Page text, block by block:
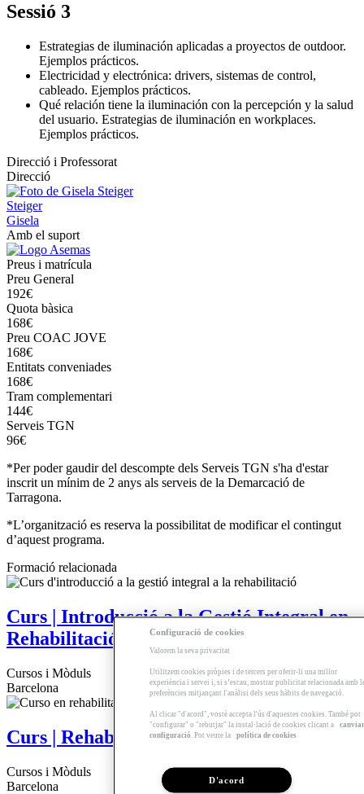
Sessió 3
Estrategias de iluminación aplicadas a proyectos de outdoor.
Ejemplos prácticos.
Electricidad y electrónica: drivers, sistemas de control,
cableado. Ejemplos prácticos.
Qué relación tiene la iluminación con la percepción y la salud
del usuario. Estrategias de iluminación en workplaces.
Ejemplos prácticos.
Direcció i Professorat
Direcció
Steiger
Gisela
Amb el suport
Preus i matrícula
Preu General
192€
Quota bàsica
168€
Preu COAC JOVE
168€
Entitats conveniades
168€
Tram complementari
144€
Serveis TGN
96€
*Per poder gaudir del descompte dels Serveis TGN s'ha d'estar
inscrit un mínim de 2 anys als serveis de la Demarcació de
Tarragona.
*L’organització es reserva la possibilitat de modificar el contingut
d’aquest programa.
Formació relacionada
Curs | Introducció a la Gestió Integral en
Rehabilitació Sostenible
Cursos i Mòduls
Barcelona
Curs | Rehabilitació d'Instal·lacions
Cursos i Mòduls
Barcelona
Configuració de cookies
Valorem la seva privacitat
Utilitzem cookies pròpies i de tercers per oferir-li una millor
experiència i servei i, si s’escau, mostrar publicitat relacionada amb
preferències mitjançant l'anàlisi dels seus hàbits de navegació.
Al clicar "d'acord", vostè accepta l'ús d'aquestes cookies. També pot
"configurar" o "rebutjar" la instal·lació de cookies clicant a
canviar
configuració . Pot veure la política de cookies
D'acord